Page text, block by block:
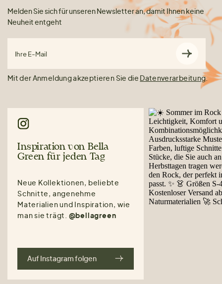
Melden Sie sich für unseren Newsletter an, damit Ihnen keine
Neuheit entgeht
Ihre E-Mail
Mit der Anmeldung akzeptieren Sie die Datenverarbeitung.
Inspiration von Bella
Green für jeden Tag
Neue Kollektionen, beliebte
Schnitte, angenehme
Materialien und Inspiration, wie
man sie trägt. @bellagreen
Auf Instagram folgen